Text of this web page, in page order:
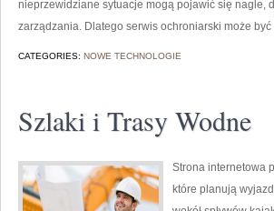
nieprzewidziane sytuacje mogą pojawić się nagle,
zarządzania. Dlatego serwis ochroniarski może
CATEGORIES: NOWE TECHNOLOGIE
Szlaki i Trasy Wodne
Strona internetowa
które planują